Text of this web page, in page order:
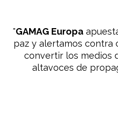
GAMAG Europa
paz y alertamos contra
convertir los medios
altavoces de